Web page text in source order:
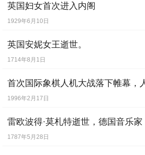
英国妇女首次进入内阁
1929年6月10日
英国安妮女王逝世。
1714年8月1日
首次国际象棋人机大战落下帷幕，
1996年2月17日
雷欧波得·莫札特逝世，德国音乐家
1787年5月28日